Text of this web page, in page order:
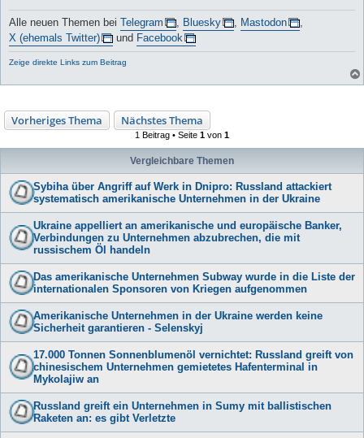
Alle neuen Themen bei Telegram , Bluesky , Mastodon
,
X (ehemals Twitter)
und Facebook
Zeige direkte Links zum Beitrag
Vorheriges Thema Nächstes Thema
1 Beitrag • Seite 1 von 1
Vergleichbare Themen
Sybiha über Angriff auf Werk in Dnipro: Russland attackiert
systematisch amerikanische Unternehmen in der Ukraine
Ukraine appelliert an amerikanische und europäische Banker,
Verbindungen zu Unternehmen abzubrechen, die mit
russischem Öl handeln
Das amerikanische Unternehmen Subway wurde in die Liste der
internationalen Sponsoren von Kriegen aufgenommen
Amerikanische Unternehmen in der Ukraine werden keine
Sicherheit garantieren - Selenskyj
17.000 Tonnen Sonnenblumenöl vernichtet: Russland greift von
chinesischem Unternehmen gemietetes Hafenterminal in
Mykolajiw an
Russland greift ein Unternehmen in Sumy mit ballistischen
Raketen an: es gibt Verletzte